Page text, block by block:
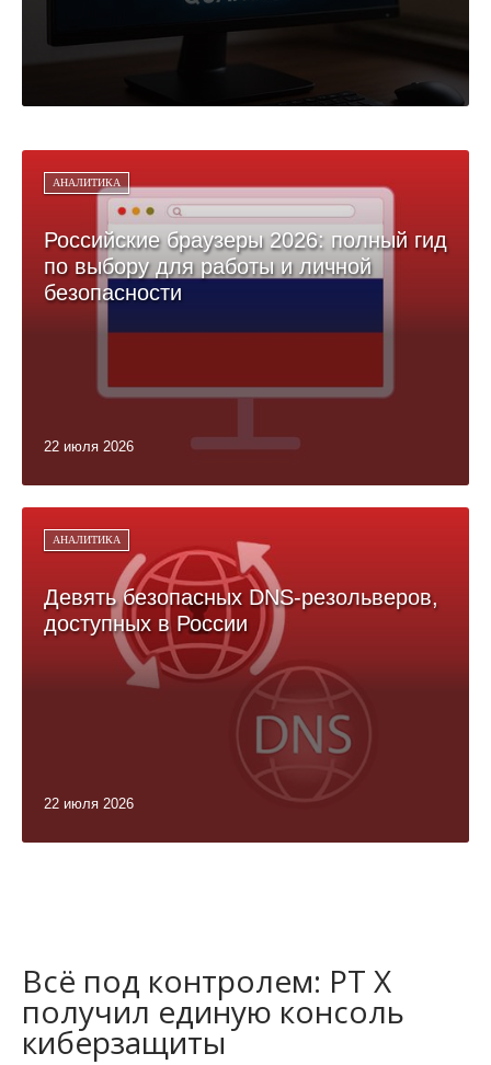
АНАЛИТИКА
Российские браузеры 2026: полный гид
по выбору для работы и личной
безопасности
22 июля 2026
АНАЛИТИКА
Девять безопасных DNS-резольверов,
доступных в России
22 июля 2026
Всё под контролем: PT X
получил единую консоль
киберзащиты